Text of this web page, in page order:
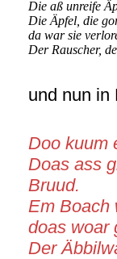
Die aß unreife
Die Äpfel, die
da war sie
Der Rauscher,
und nun in
Doo kuum
Doas ass
Bruud.
Em Boach
doas woar
Der